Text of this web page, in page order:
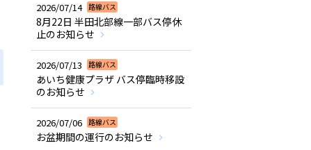
2026/07/14 路線バス
8月22日 半田北部線一部バス停休
止のお知らせ
2026/07/13 路線バス
あいち健康プラザ バス停臨時移設
のお知らせ
2026/07/06 路線バス
お盆期間の運行のお知らせ